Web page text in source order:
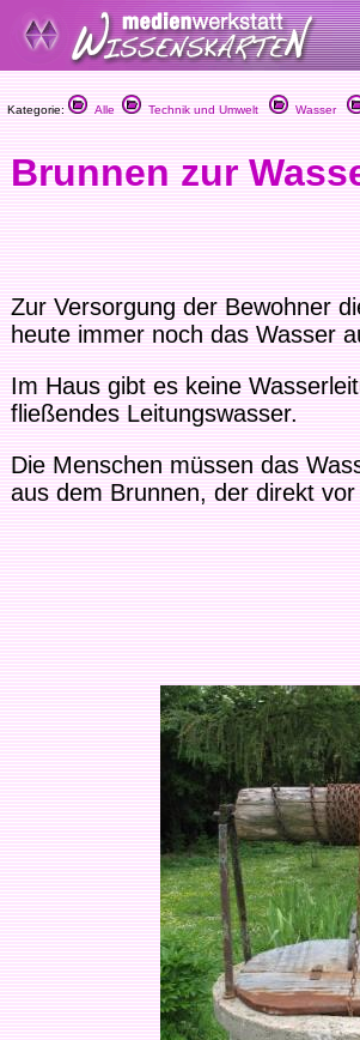
Kategorie: Alle Technik und Umwelt Wasser
Brunnen zur
Zur Versorgung der Bewohner
heute immer noch das Wasser
Im Haus gibt es keine
fließendes Leitungswasser.
Die Menschen müssen das
aus dem Brunnen, der direkt